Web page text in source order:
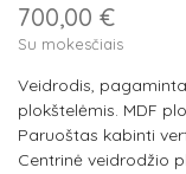
700,00 €
Su mokesčiais
Veidrodis,
plokštelėmis. MDF
Paruoštas kabinti
Centrinė veidrodžio